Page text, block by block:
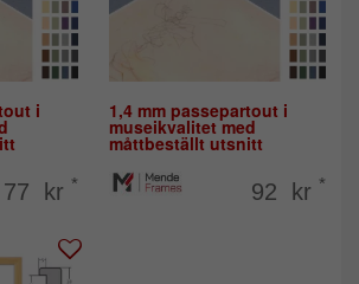
i
77 kr *
1,4 mm passepartout i
museikvalitet med
måttbeställt utsnitt
92 kr *